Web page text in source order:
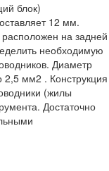
блок)
12 мм.
на задней
необходимую
Диаметр
мм2 . Конструкция
(жилы
Достаточно